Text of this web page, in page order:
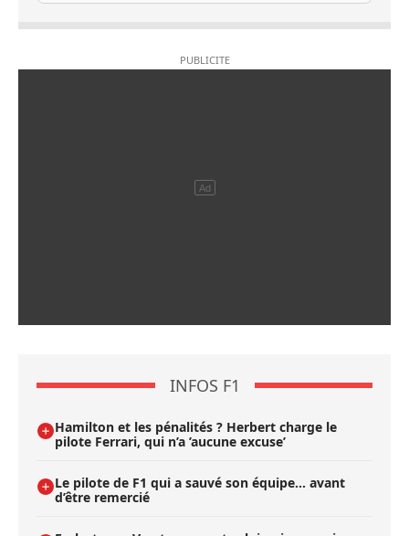
INFOS F1
Hamilton et les pénalités ? Herbert charge le
pilote Ferrari, qui n’a ’aucune excuse’
Le pilote de F1 qui a sauvé son équipe… avant
d’être remercié